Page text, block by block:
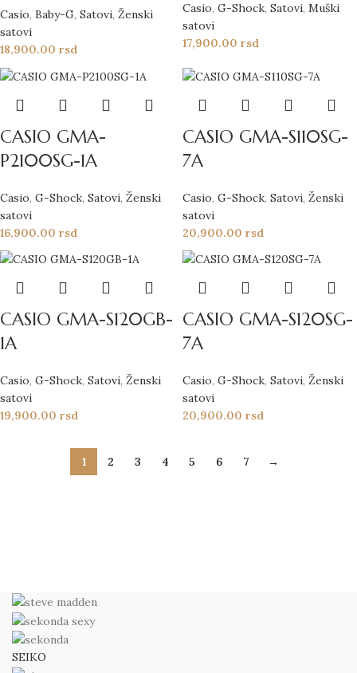
Casio, Baby-G, Satovi, Ženski
satovi
18,900.00 rsd
Casio, G-Shock, Satovi, Muški
satovi
17,900.00 rsd
CASIO GMA-
P2100SG-1A
Casio, G-Shock, Satovi, Ženski
satovi
16,900.00 rsd
CASIO GMA-S110SG-
7A
Casio, G-Shock, Satovi, Ženski
satovi
20,900.00 rsd
CASIO GMA-S120GB-
1A
Casio, G-Shock, Satovi, Ženski
satovi
19,900.00 rsd
CASIO GMA-S120SG-
7A
Casio, G-Shock, Satovi, Ženski
satovi
20,900.00 rsd
1 2 3 4 5 6 7 →
SEIKO